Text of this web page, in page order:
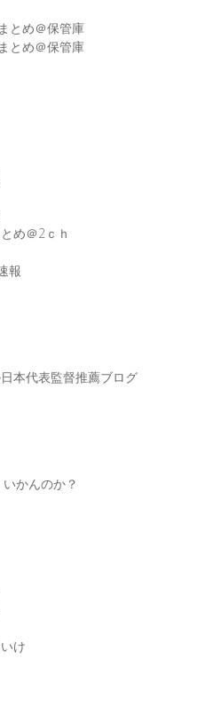
とめ＠保管庫
とめ＠保管庫
め＠2ｃｈ
報
本代表監督推薦ブログ
かんのか？
け